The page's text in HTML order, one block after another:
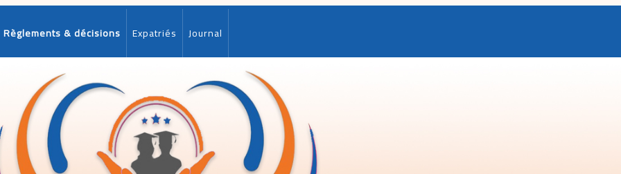
Règlements & décisions Expatriés Journal